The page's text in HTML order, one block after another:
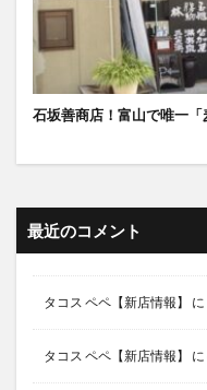
石坂善商店！富山で唯一
最近のコメント
タコス ペペ【新店情報】 に
タコス ペペ【新店情報】 に